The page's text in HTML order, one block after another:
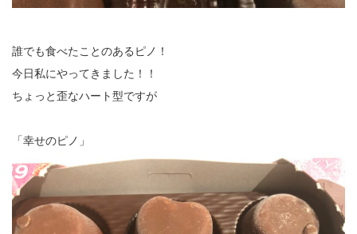
誰でも食べたことのあるピノ！
今日私にやってきました！！
ちょっと歪なハート型ですが
「幸せのピノ」